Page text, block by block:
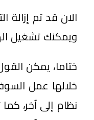
الان قد تم إزالة
ويمكنك تشغيل
ختاما، يمكن
خلالها عمل
نظام إلى آخر،